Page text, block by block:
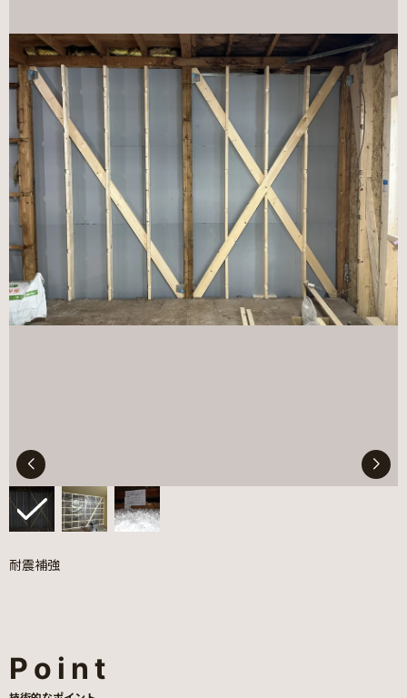
耐震補強
Point
改修前2F
改修前1F
改修前2F
改修前1F
改修前2F
改修後1F
改修前2F
改修後1F